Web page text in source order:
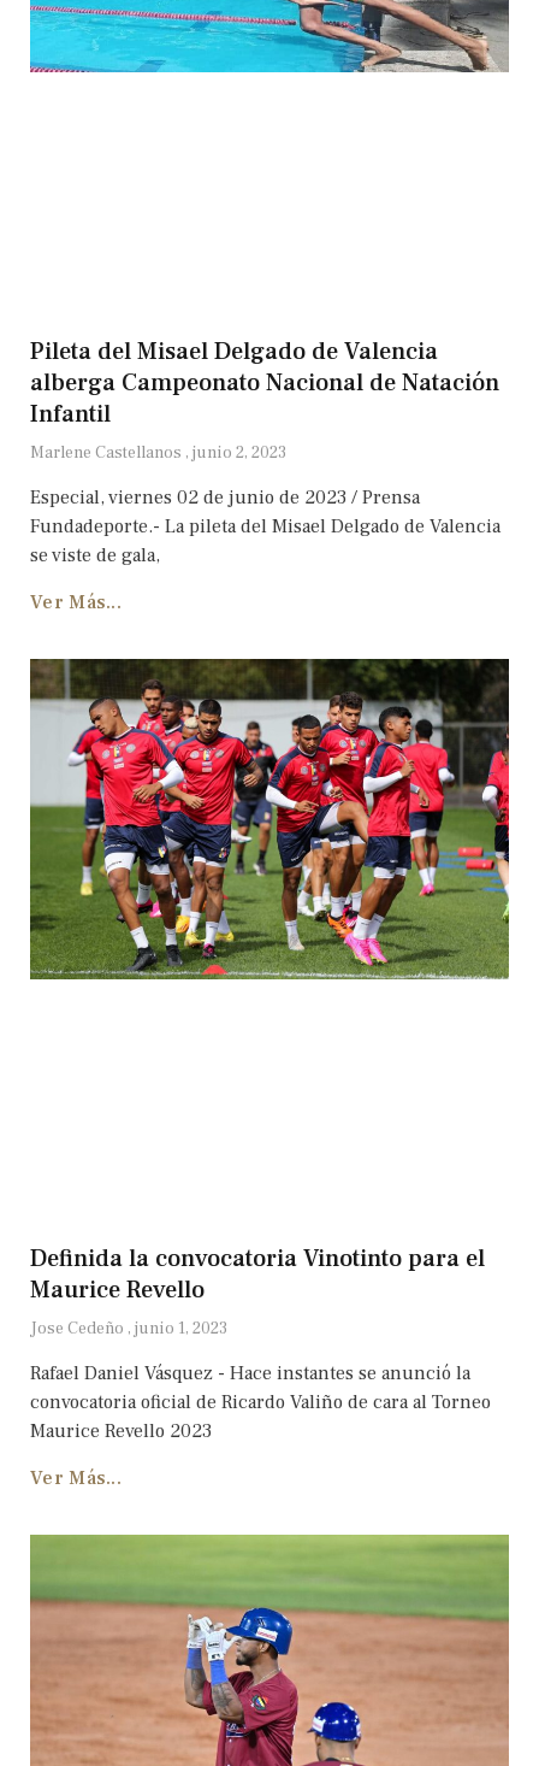
Pileta del Misael Delgado de Valencia
alberga Campeonato Nacional de Natación
Infantil
Marlene Castellanos junio 2, 2023
Especial, viernes 02 de junio de 2023 / Prensa
Fundadeporte.- La pileta del Misael Delgado de Valencia
se viste de gala,
Ver Más...
Definida la convocatoria Vinotinto para el
Maurice Revello
Jose Cedeño junio 1, 2023
Rafael Daniel Vásquez - Hace instantes se anunció la
convocatoria oficial de Ricardo Valiño de cara al Torneo
Maurice Revello 2023
Ver Más...